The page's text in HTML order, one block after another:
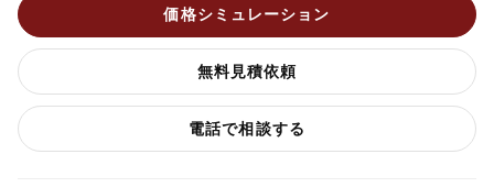
価格シミュレーション
無料見積依頼
電話で相談する